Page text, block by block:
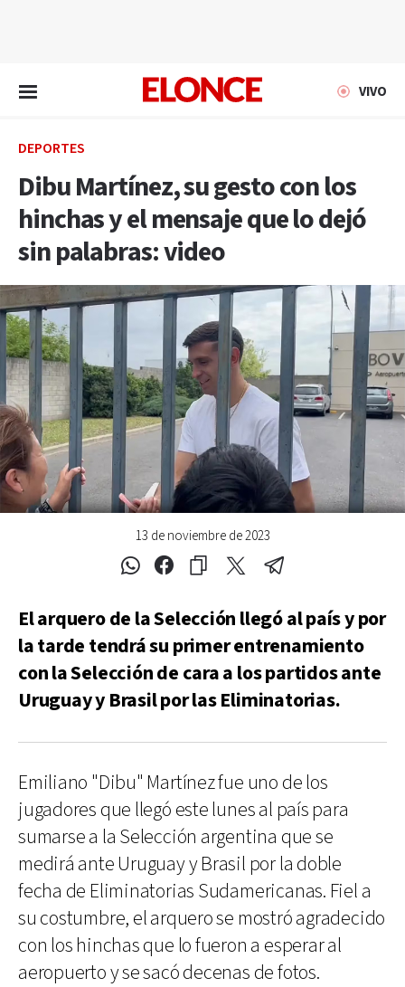
VIVO
DEPORTES
Dibu Martínez, su gesto con los
hinchas y el mensaje que lo dejó
sin palabras: video
13 de noviembre de 2023
El arquero de la Selección llegó al país y por
la tarde tendrá su primer entrenamiento
con la Selección de cara a los partidos ante
Uruguay y Brasil por las Eliminatorias.
Emiliano "Dibu" Martínez fue uno de los
jugadores que llegó este lunes al país para
sumarse a la Selección argentina que se
medirá ante Uruguay y Brasil por la doble
fecha de Eliminatorias Sudamericanas. Fiel a
su costumbre, el arquero se mostró agradecido
con los hinchas que lo fueron a esperar al
aeropuerto y se sacó decenas de fotos.